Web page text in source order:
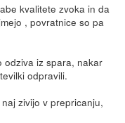
kvalitete zvoka in da
, povratnice so pa
odziva iz spara, nakar
odpravili.
zivijo v prepricanju,